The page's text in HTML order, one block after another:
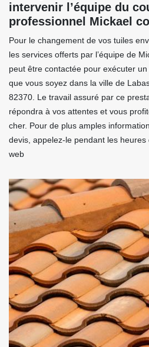
intervenir l’équipe du
professionnel Mickael
Pour le changement de vos tuiles
les services offerts par l’équipe de
peut être contactée pour exécuter
que vous soyez dans la ville de
82370. Le travail assuré par ce
répondra à vos attentes et vous
cher. Pour de plus amples
devis, appelez-le pendant les
web